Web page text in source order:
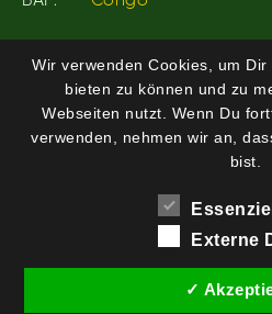
Wir verwenden Cookies, um
bieten zu können und zu
Webseiten nutzt. Wenn Du
verwenden, nehmen wir an,
bist.
Essenziell
Externe
✓